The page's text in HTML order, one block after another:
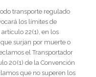
transporte regulado
los límites de
22(1), en los
surjan por muerte o
el Transportador
20(1) de la Convención
que no superen los